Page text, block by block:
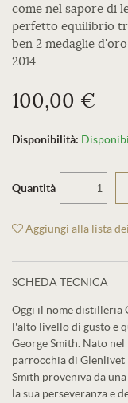
come nel sapore di
perfetto equilibrio
ben 2 medaglie
2014.
100,00 €
Disponibilità:
Quantità
Aggiungi alla lista
SCHEDA TECNICA
Oggi il nome distilleria
l'alto livello di gusto e
George Smith. Nato
parrocchia di Glenlivet
Smith proveniva da
la sua perseveranza e